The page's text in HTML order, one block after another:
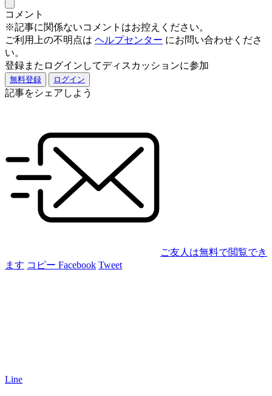
コメント
※記事に関係ないコメントはお控えください。
ご利用上の不明点は ヘルプセンター にお問い合わせくださ
い。
登録またログインしてディスカッションに参加
無料登録 ログイン
記事をシェアしよう
ご友人は無料で閲覧でき
ます コピー Facebook Tweet
Line